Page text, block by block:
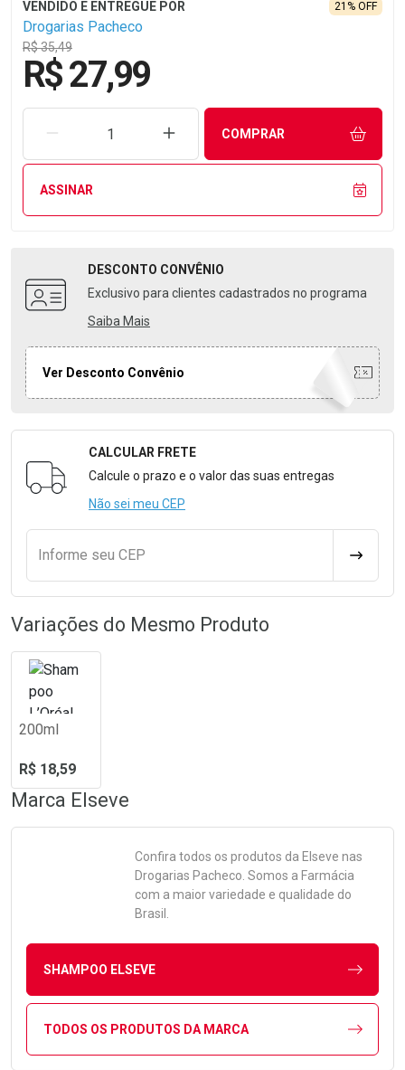
Drogarias Pacheco
R$ 35,49
21% OFF
R$ 27,99
REMOVER UMA UNIDADEAUMENTAR UMA UNIDADE
COMPRAR
ASSINAR
DESCONTO CONVÊNIO
Exclusivo para clientes cadastrados no programa
Saiba Mais
Ver Desconto Convênio
Formulário para Calcular o Frete
CALCULAR FRETE
Calcule o prazo e o valor das suas entregas
Não sei meu CEP
Informe seu CEP
Variações do Mesmo Produto
200ml
R$ 18,59
Marca Elseve
Confira todos os produtos da Elseve nas
Drogarias Pacheco. Somos a Farmácia
com a maior variedade e qualidade do
Brasil.
SHAMPOO ELSEVE
TODOS OS PRODUTOS DA MARCA